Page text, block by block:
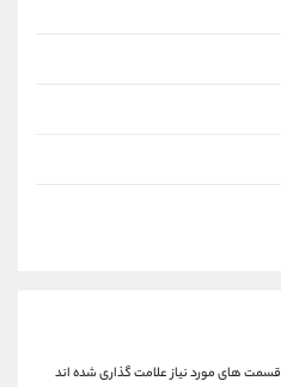
قسمت های مورد نیاز علامت گذاری شده اند